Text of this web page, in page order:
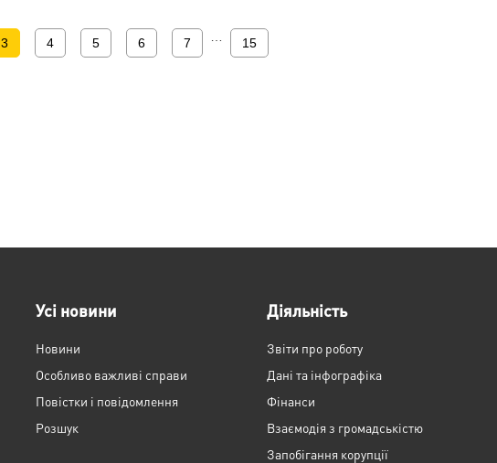
3 4 5 6 7 15
Усі новини
Новини
Особливо важливі справи
Повістки і повідомлення
Розшук
Діяльність
Звіти про роботу
Дані та інфографіка
Фінанси
Взаємодія з громадськістю
Запобігання корупції